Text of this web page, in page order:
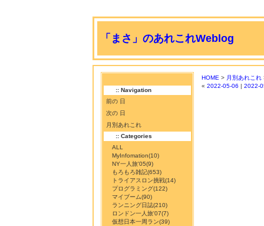
「まさ」のあれこれWeblog
:: Navigation
前の 日
次の 日
月別あれこれ
:: Categories
ALL
MyInfomation(10)
NY一人旅'05(9)
もろもろ雑記(653)
トライアスロン挑戦(14)
プログラミング(122)
マイブーム(90)
ランニング日誌(210)
ロンドン一人旅'07(7)
仮想日本一周ラン(39)
HOME > 月別あれこれ
« 2022-05-06 | 2022-